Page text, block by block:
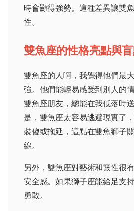
時會顯得強勢。這種差異讓雙
性。
雙魚座的性格亮點與
雙魚座的人啊，我覺得他們最
強。他們能輕易感受到別人的
雙魚座朋友，總能在我低落時
是，雙魚座太容易逃避現實了
裝傻或拖延，這點在雙魚獅子
線。
另外，雙魚座對藝術和靈性很
安全感。如果獅子座能給足支
勇敢。